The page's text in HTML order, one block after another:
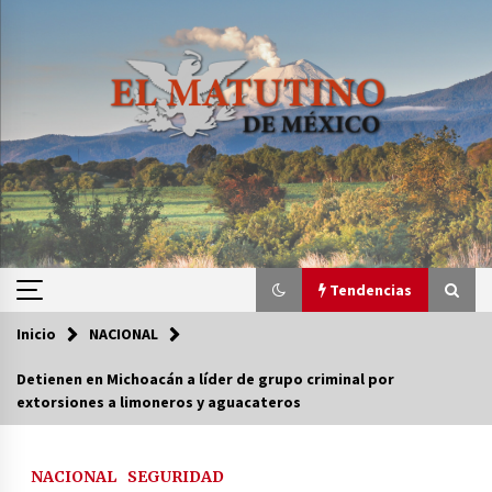
Tendencias
Tendencias
Certificado de Dafne Quintos revela homicidio;
Inicio NACIONAL
Detienen en Michoacán a líder de grupo criminal por
extorsiones a limoneros y aguacateros
NACIONAL SEGURIDAD